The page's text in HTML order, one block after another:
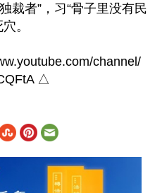
裁者”，习“骨子里没有民
。
channel/